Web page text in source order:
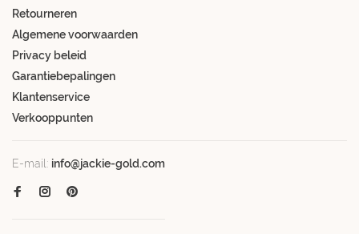
Retourneren
Algemene voorwaarden
Privacy beleid
Garantiebepalingen
Klantenservice
Verkooppunten
E-mail: info@jackie-gold.com